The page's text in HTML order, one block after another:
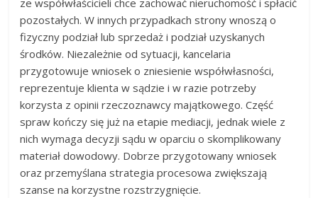
ze współwłaścicieli chce zachować nieruchomość i spłacić
pozostałych. W innych przypadkach strony wnoszą o
fizyczny podział lub sprzedaż i podział uzyskanych
środków. Niezależnie od sytuacji, kancelaria
przygotowuje wniosek o zniesienie współwłasności,
reprezentuje klienta w sądzie i w razie potrzeby
korzysta z opinii rzeczoznawcy majątkowego. Część
spraw kończy się już na etapie mediacji, jednak wiele z
nich wymaga decyzji sądu w oparciu o skomplikowany
materiał dowodowy. Dobrze przygotowany wniosek
oraz przemyślana strategia procesowa zwiększają
szanse na korzystne rozstrzygnięcie.